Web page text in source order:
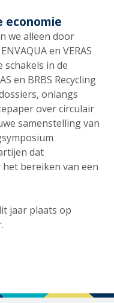
economie
we alleen door
en VERAS
in de
en BRBS Recycling
onlangs
over circulair
samenstelling van
dat
bereiken van een
jaar plaats op